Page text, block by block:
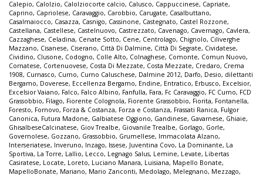
Calepio, Calolzio, Calolziocorte calcio, Calusco, Cappuccinese, Capriate,
Caprino, Capriolese, Caravaggio, Carobbio, Carugate, Casalbuttano,
Casalmaiocco, Casazza, Casnigo, Cassinone, Castegnato, Castel Rozzone,
Castellana, Castellese, Castelnuovo, Castrezzato, Cavenago, Cavernago, Cavlera,
Cazzaghese, Celadina, Cenate Sotto, Cene, Centrolago, Chignolo, Ciliverghe
Mazzano, Cisanese, Ciserano, Città Di Dalmine, Città Di Segrate, Cividatese,
Cividino, Clusone, Codogno, Colle Alto, Colnaghese, Comonte, Comun Nuovo,
Cornatese, Cortenuovese, Costa Di Mezzate, Costa Mezzate, Credaro, Crema
1908, Curnasco, Curno, Curno Caluschese, Dalmine 2012, Darfo, Desio, dilettanti
Bergamo, Doverese, Eccellenza Bergamo, Endine, Entratico, Erbusco, Excelsior,
Excelsior Vaiano, Falco, Falco Albino, Fanfulla, Fara, Fc Caravaggio, FC Curno, FCD
Grassobbio, Filago, Fiorente Colognola, Fiorente Grassobbio, Fiorita, Fontanella,
Foresto, Fornovo, Forza & Costanza, Forza e Costanza, Frassati Ranica, Fulgor
Canonica, Futura Madone, Galbiatese Oggiono, Gandinese, Gavarnese, Ghiaie,
GhisalbeseCalcinatese, Giov Trealbe, Giovanile Trealbe, Gorlago, Gorle,
Governolese, Gozzano, Grassobbio, Grumellese, Immacolata Alzano,
Interseriatese, Inveruno, Inzago, Issese, Juventina Covo, La Dominante, La
Sportiva, La Torre, Lallio, Lecco, Legnago Salus, Lemine, Levate, Libertas
Casiratese, Locate, Loreto, Luciano Manara, Luisiana, Mapello Bonate,
MapelloBonate, Mariano, Mario Zanconti, Medolago, Melegnano, Mezzago,